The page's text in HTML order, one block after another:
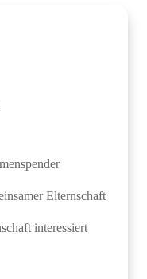
Elternschaft
interessiert